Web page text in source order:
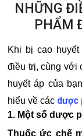
NHỮNG
PHẨM
Khi bị cao
điều trị, cùng với
huyết áp của
hiểu về các dược
1. Một số dược
Thuốc ức chế